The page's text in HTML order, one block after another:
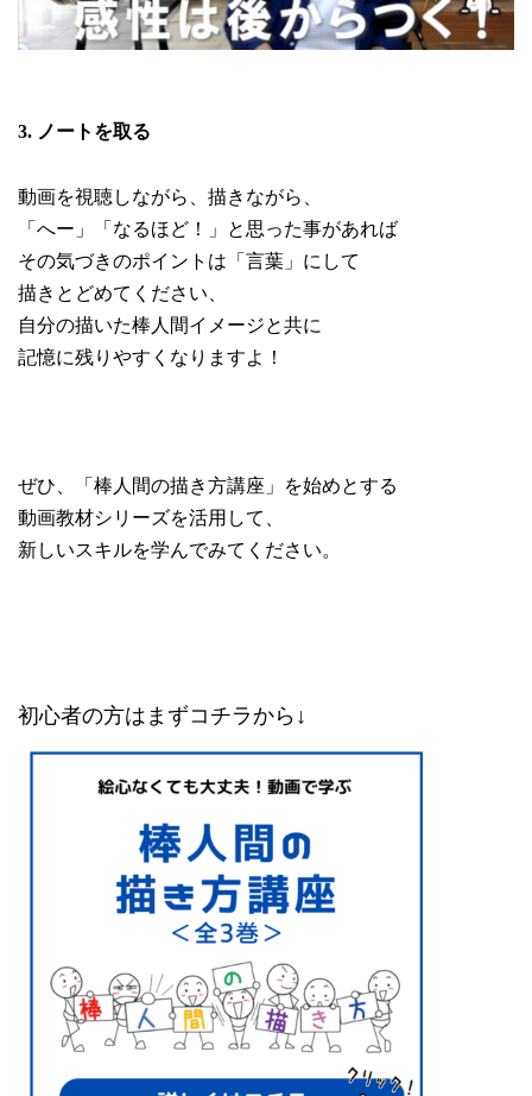
3. ノートを取る
動画を視聴しながら、描きながら、
「へー」「なるほど！」と思った事があれば
その気づきのポイントは「言葉」にして
描きとどめてください、
自分の描いた棒人間イメージと共に
記憶に残りやすくなりますよ！
ぜひ、「棒人間の描き方講座」を始めとする
動画教材シリーズを活用して、
新しいスキルを学んでみてください。
初心者の方はまずコチラから↓